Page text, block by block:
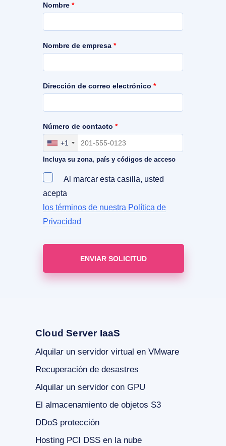
Nombre *
Nombre de empresa *
Dirección de correo electrónico *
Incluya su zona, país y códigos de acceso
+1
Número de contacto *
Al marcar esta casilla, usted
acepta
los términos de nuestra Política de
Privacidad
Cloud Server IaaS
Alquilar un servidor virtual en VMware
Recuperación de desastres
Alquilar un servidor con GPU
El almacenamiento de objetos S3
DDoS protección
Hosting PCI DSS en la nube